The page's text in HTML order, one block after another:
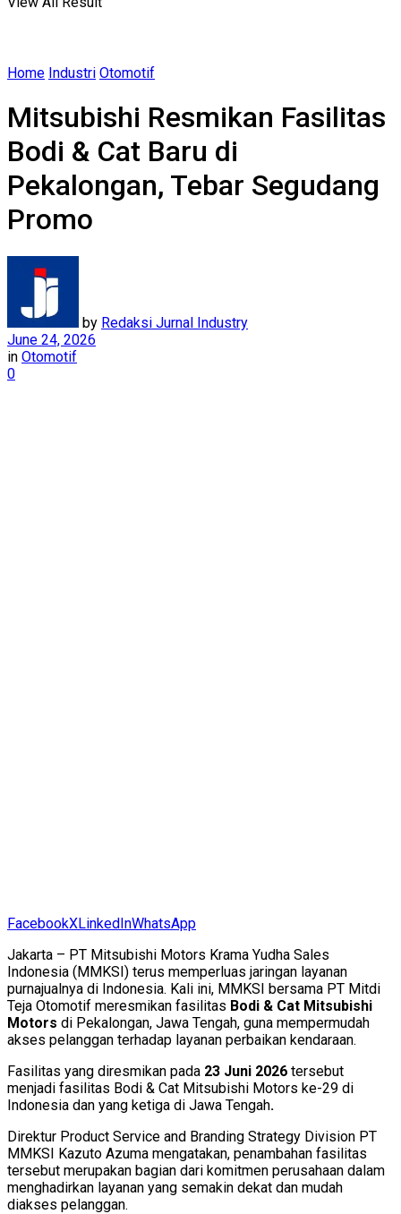
Home Industri Otomotif
Mitsubishi Resmikan Fasilitas
Bodi & Cat Baru di
Pekalongan, Tebar Segudang
Promo
by Redaksi Jurnal Industry
June 24, 2026
in Otomotif
0
FacebookXLinkedInWhatsApp
Jakarta – PT Mitsubishi Motors Krama Yudha Sales
Indonesia (MMKSI) terus memperluas jaringan layanan
purnajualnya di Indonesia. Kali ini, MMKSI bersama PT Mitdi
Teja Otomotif meresmikan fasilitas Bodi & Cat Mitsubishi
Motors di Pekalongan, Jawa Tengah, guna mempermudah
akses pelanggan terhadap layanan perbaikan kendaraan.
Fasilitas yang diresmikan pada 23 Juni 2026 tersebut
menjadi fasilitas Bodi & Cat Mitsubishi Motors ke-29 di
Indonesia dan yang ketiga di Jawa Tengah.
Direktur Product Service and Branding Strategy Division PT
MMKSI Kazuto Azuma mengatakan, penambahan fasilitas
tersebut merupakan bagian dari komitmen perusahaan dalam
menghadirkan layanan yang semakin dekat dan mudah
diakses pelanggan.